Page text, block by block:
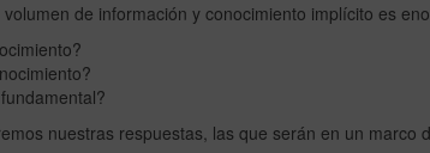
de información y conocimiento implícito es
nuestras respuestas, las que serán en un marco